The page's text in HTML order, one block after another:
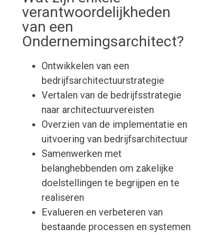
verantwoordelijkheden
van een
Ondernemingsarchitect?
Ontwikkelen van een
bedrijfsarchitectuurstrategie
Vertalen van de bedrijfsstrategie
naar architectuurvereisten
Overzien van de implementatie en
uitvoering van bedrijfsarchitectuur
Samenwerken met
belanghebbenden om zakelijke
doelstellingen te begrijpen en te
realiseren
Evalueren en verbeteren van
bestaande processen en systemen